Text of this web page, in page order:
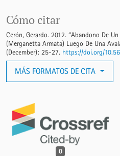
Cómo citar
Cerón, Gerardo. 2012. “Abandono De
(Merganetta Armata) Luego De Una
(December): 25-27. https://doi.org/
MÁS FORMATOS DE CITA
0